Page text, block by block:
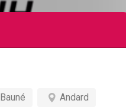
Bauné Andard